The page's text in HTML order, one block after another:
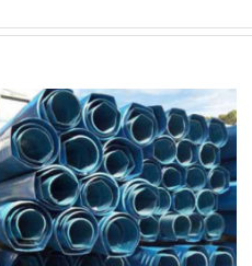
TUBO CORRUGATO
BICCHIERATO – Diametri interni
– SN4